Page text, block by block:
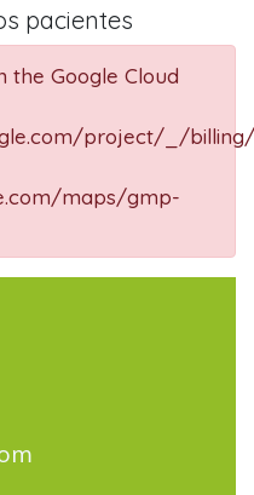
pacientes
the Google Cloud
project/_/
maps/gmp-